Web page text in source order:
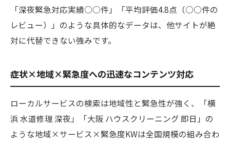
「深夜緊急対応実績○○件」「平均評価4.8点（○○件の
レビュー）」のような具体的なデータは、他サイトが絶
対に代替できない強みです。
症状×地域×緊急度への迅速なコンテンツ対応
ローカルサービスの検索は地域性と緊急性が強く、「横
浜 水道修理 深夜」「大阪 ハウスクリーニング 即日」の
ような地域×サービス×緊急度KWは全国規模の組み合わ